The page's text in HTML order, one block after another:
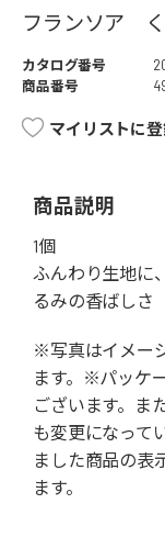
フランソア
カタログ番号
商品番号
マイリストに
商品説明
1個
ふんわり生地に
るみの香ばしさ
※写真はイメー
ます。※パッケ
ございます。ま
も変更になって
ました商品の表
ます。